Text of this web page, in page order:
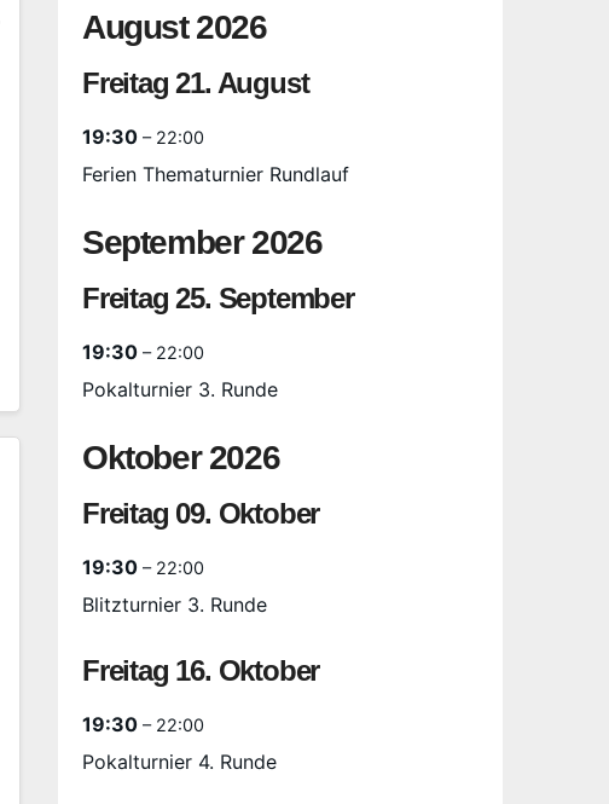
August 2026
Freitag 21. August
19:30 – 22:00
Ferien Thematurnier Rundlauf
September 2026
Freitag 25. September
19:30 – 22:00
Pokalturnier 3. Runde
Oktober 2026
Freitag 09. Oktober
19:30 – 22:00
Blitzturnier 3. Runde
Freitag 16. Oktober
19:30 – 22:00
Pokalturnier 4. Runde